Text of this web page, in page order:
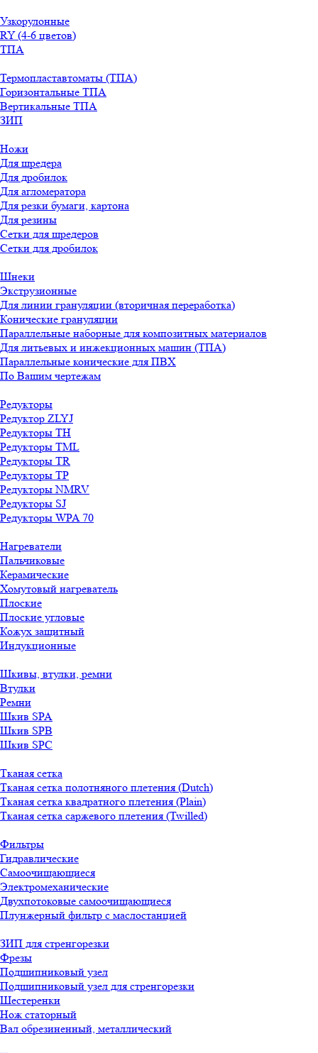
Узкорулонные
RY (4-6 цветов)
ТПА
Термопластавтоматы (ТПА)
Горизонтальные ТПА
Вертикальные ТПА
ЗИП
Ножи
Для шредера
Для дробилок
Для агломератора
Для резки бумаги, картона
Для резины
Сетки для шредеров
Сетки для дробилок
Шнеки
Экструзионные
Для линии грануляции (вторичная переработка)
Конические грануляции
Параллельные наборные для композитных материалов
Для литьевых и инжекционных машин (ТПА)
Параллельные конические для ПВХ
По Вашим чертежам
Редукторы
Редуктор ZLYJ
Редукторы TH
Редукторы TML
Редукторы TR
Редукторы TP
Редукторы NMRV
Редукторы SJ
Редукторы WPA 70
Нагреватели
Пальчиковые
Керамические
Хомутовый нагреватель
Плоские
Плоские угловые
Кожух защитный
Индукционные
Шкивы, втулки, ремни
Втулки
Ремни
Шкив SPA
Шкив SPB
Шкив SPC
Тканая сетка
Тканая сетка полотняного плетения (Dutch)
Тканая сетка квадратного плетения (Plain)
Тканая сетка саржевого плетения (Twilled)
Фильтры
Гидравлические
Самоочищающиеся
Электромеханические
Двухпотоковые самоочищающиеся
Плунжерный фильтр с маслостанцией
ЗИП для стренгорезки
Фрезы
Подшипниковый узел
Подшипниковый узел для стренгорезки
Шестеренки
Нож статорный
Вал обрезиненный, металлический